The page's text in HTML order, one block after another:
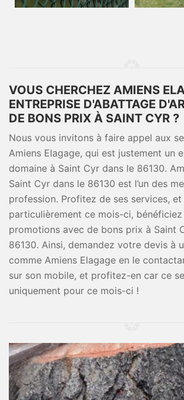
VOUS CHERCHEZ AMIENS
ENTREPRISE D'ABATTAGE
DE BONS PRIX À SAINT CYR ?
Nous vous invitons à faire appel aux
Amiens Elagage, qui est justement un
domaine à Saint Cyr dans le 86130.
Saint Cyr dans le 86130 est l’un des
profession. Profitez de ses services, et
particulièrement ce mois-ci,
promotions avec de bons prix à Saint
86130. Ainsi, demandez votre devis à
comme Amiens Elagage en le
sur son mobile, et profitez-en car ce
uniquement pour ce mois-ci !